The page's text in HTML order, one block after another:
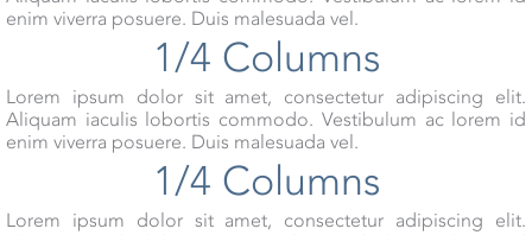
enim viverra posuere. Duis malesuada vel.
1/4 Columns
Lorem ipsum dolor sit amet, consectetur adipiscing elit.
Aliquam iaculis lobortis commodo. Vestibulum ac lorem id
enim viverra posuere. Duis malesuada vel.
1/4 Columns
Lorem ipsum dolor sit amet, consectetur adipiscing elit.